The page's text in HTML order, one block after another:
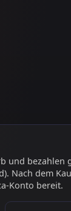
und bezahlen
Nach dem
Konto bereit.